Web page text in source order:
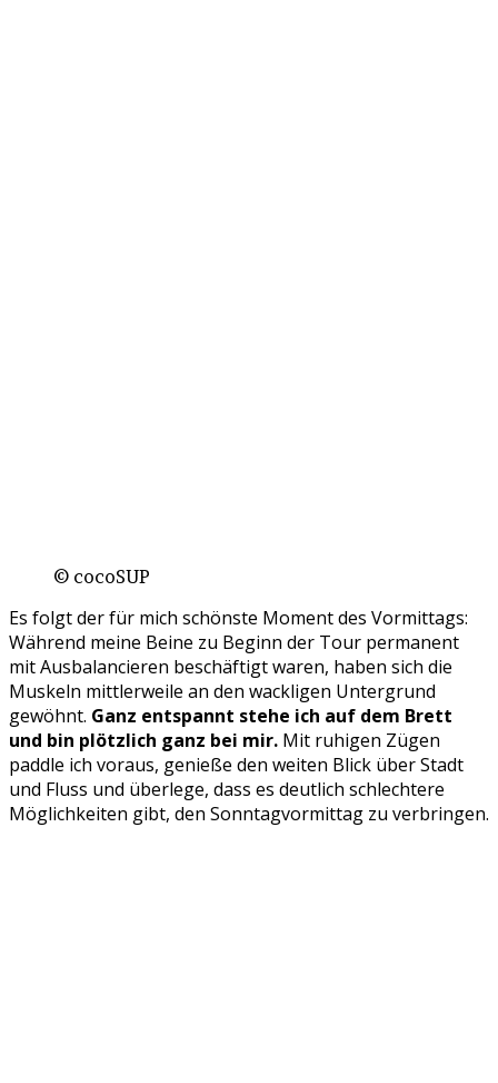
© cocoSUP
Es folgt der für mich schönste Moment des Vormittags:
Während meine Beine zu Beginn der Tour permanent
mit Ausbalancieren beschäftigt waren, haben sich die
Muskeln mittlerweile an den wackligen Untergrund
gewöhnt. Ganz entspannt stehe ich auf dem Brett
und bin plötzlich ganz bei mir. Mit ruhigen Zügen
paddle ich voraus, genieße den weiten Blick über Stadt
und Fluss und überlege, dass es deutlich schlechtere
Möglichkeiten gibt, den Sonntagvormittag zu verbringen.